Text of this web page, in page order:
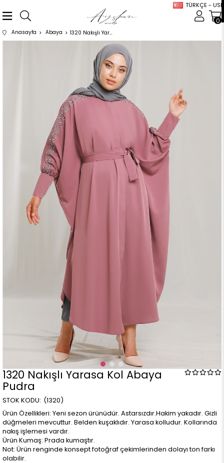
TÜRKÇE - USD
0
Anasayfa Abaya 1320 Nakışlı Yarasa Kol Abaya Pudra
1320 Nakışlı Yarasa Kol Abaya
Pudra
(1320)
Ürün Özellikleri: Yeni sezon ürünüdür. Astarsızdır.Hakim yakadır. Gizli
düğmeleri mevcuttur. Belden kuşaklıdır. Yarasa kolludur. Kollarında
nakış işlemesi vardır.
Ürün Kumaş: Prada kumaştır.
Not: Ürün renginde konsept fotoğraf çekimlerinden dolayı ton farkı
olabilir.